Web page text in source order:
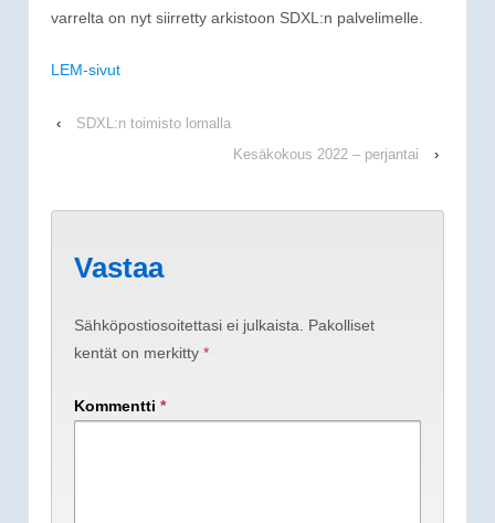
varrelta on nyt siirretty arkistoon SDXL:n palvelimelle.
LEM-sivut
‹
SDXL:n toimisto lomalla
Kesäkokous 2022 – perjantai
›
Vastaa
Sähköpostiosoitettasi ei julkaista. Pakolliset
kentät on merkitty *
Kommentti *